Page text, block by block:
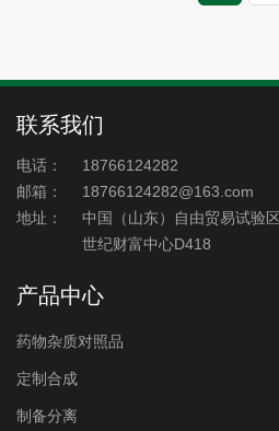
联系我们
电话：
18766124282
邮箱：
18766124282@163.com
地址：
中国（山东）自由贸易试验
世纪财富中心D418
产品中心
药物杂质对照品
定制合成
制备分离